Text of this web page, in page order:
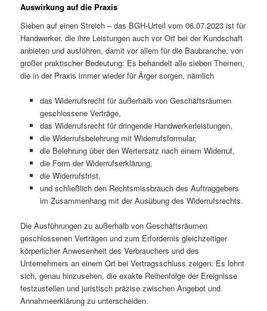
Auswirkung auf die Praxis
Sieben auf einen Streich – das BGH-Urteil vom 06.07.2023 ist für
Handwerker, die ihre Leistungen auch vor Ort bei der Kundschaft
anbieten und ausführen, damit vor allem für die Baubranche, von
großer praktischer Bedeutung: Es behandelt alle sieben Themen,
die in der Praxis immer wieder für Ärger sorgen, nämlich
das Widerrufsrecht für außerhalb von Geschäftsräumen
geschlossene Verträge,
das Widerrufsrecht für dringende Handwerkerleistungen,
die Widerrufsbelehrung mit Widerrufsformular,
die Belehrung über den Wertersatz nach einem Widerruf,
die Form der Widerrufserklärung,
die Widerrufsfrist,
und schließlich den Rechtsmissbrauch des Auftraggebers
im Zusammenhang mit der Ausübung des Widerrufsrechts.
Die Ausführungen zu außerhalb von Geschäftsräumen
geschlossenen Verträgen und zum Erfordernis gleichzeitiger
körperlicher Anwesenheit des Verbrauchers und des
Unternehmers an einem Ort bei Vertragsschluss zeigen: Es lohnt
sich, genau hinzusehen, die exakte Reihenfolge der Ereignisse
festzustellen und juristisch präzise zwischen Angebot und
Annahmeerklärung zu unterscheiden.